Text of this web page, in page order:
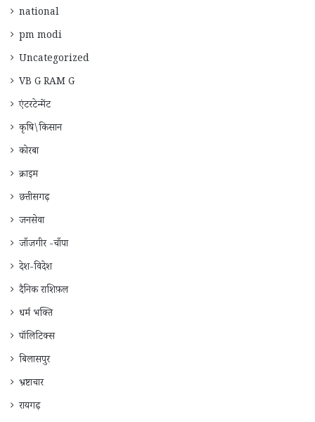
national
pm modi
Uncategorized
VB G RAM G
एंटरटेन्मेंट
कृषि\किसान
कोरबा
क्राइम
छत्तीसगढ़
जनसेवा
जाँजगीर -चाँपा
देश-विदेश
दैनिक राशिफ़ल
धर्म भक्ति
पॉलिटिक्स
बिलासपुर
भ्रष्टाचार
रायगढ़